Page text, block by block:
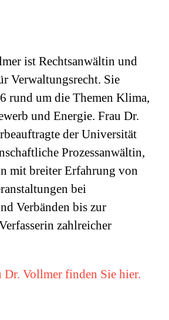
ist Rechtsanwältin und
Verwaltungsrecht. Sie
rund um die Themen Klima,
und Energie. Frau Dr.
der Universität
Prozessanwältin,
mit breiter Erfahrung von
bei
Verbänden bis zur
zahlreicher
Dr. Vollmer finden Sie hier.